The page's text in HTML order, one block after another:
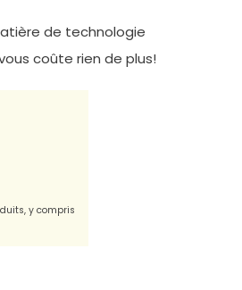
de technologie
coûte rien de plus!
y compris